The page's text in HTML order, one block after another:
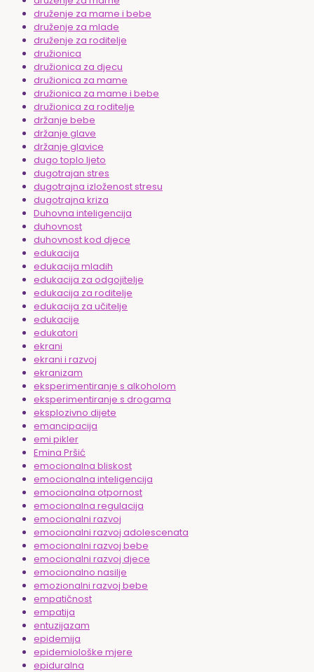
druženje za mame i bebe
druženje za mlade
druženje za roditelje
družionica
družionica za djecu
družionica za mame
družionica za mame i bebe
družionica za roditelje
držanje bebe
držanje glave
držanje glavice
dugo toplo ljeto
dugotrajan stres
dugotrajna izloženost stresu
dugotrajna kriza
Duhovna inteligencija
duhovnost
duhovnost kod djece
edukacija
edukacija mladih
edukacija za odgojitelje
edukacija za roditelje
edukacija za učitelje
edukacije
edukatori
ekrani
ekrani i razvoj
ekranizam
eksperimentiranje s alkoholom
eksperimentiranje s drogama
eksplozivno dijete
emancipacija
emi pikler
Emina Pršić
emocionalna bliskost
emocionalna inteligencija
emocionalna otpornost
emocionalna regulacija
emocionalni razvoj
emocionalni razvoj adolescenata
emocionalni razvoj bebe
emocionalni razvoj djece
emocionalno nasilje
emozionalni razvoj bebe
empatičnost
empatija
entuzijazam
epidemija
epidemiološke mjere
epiduralna